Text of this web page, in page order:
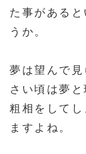
た事がある
うか。
夢は望んで
さい頃は夢
粗相をして
ますよね。